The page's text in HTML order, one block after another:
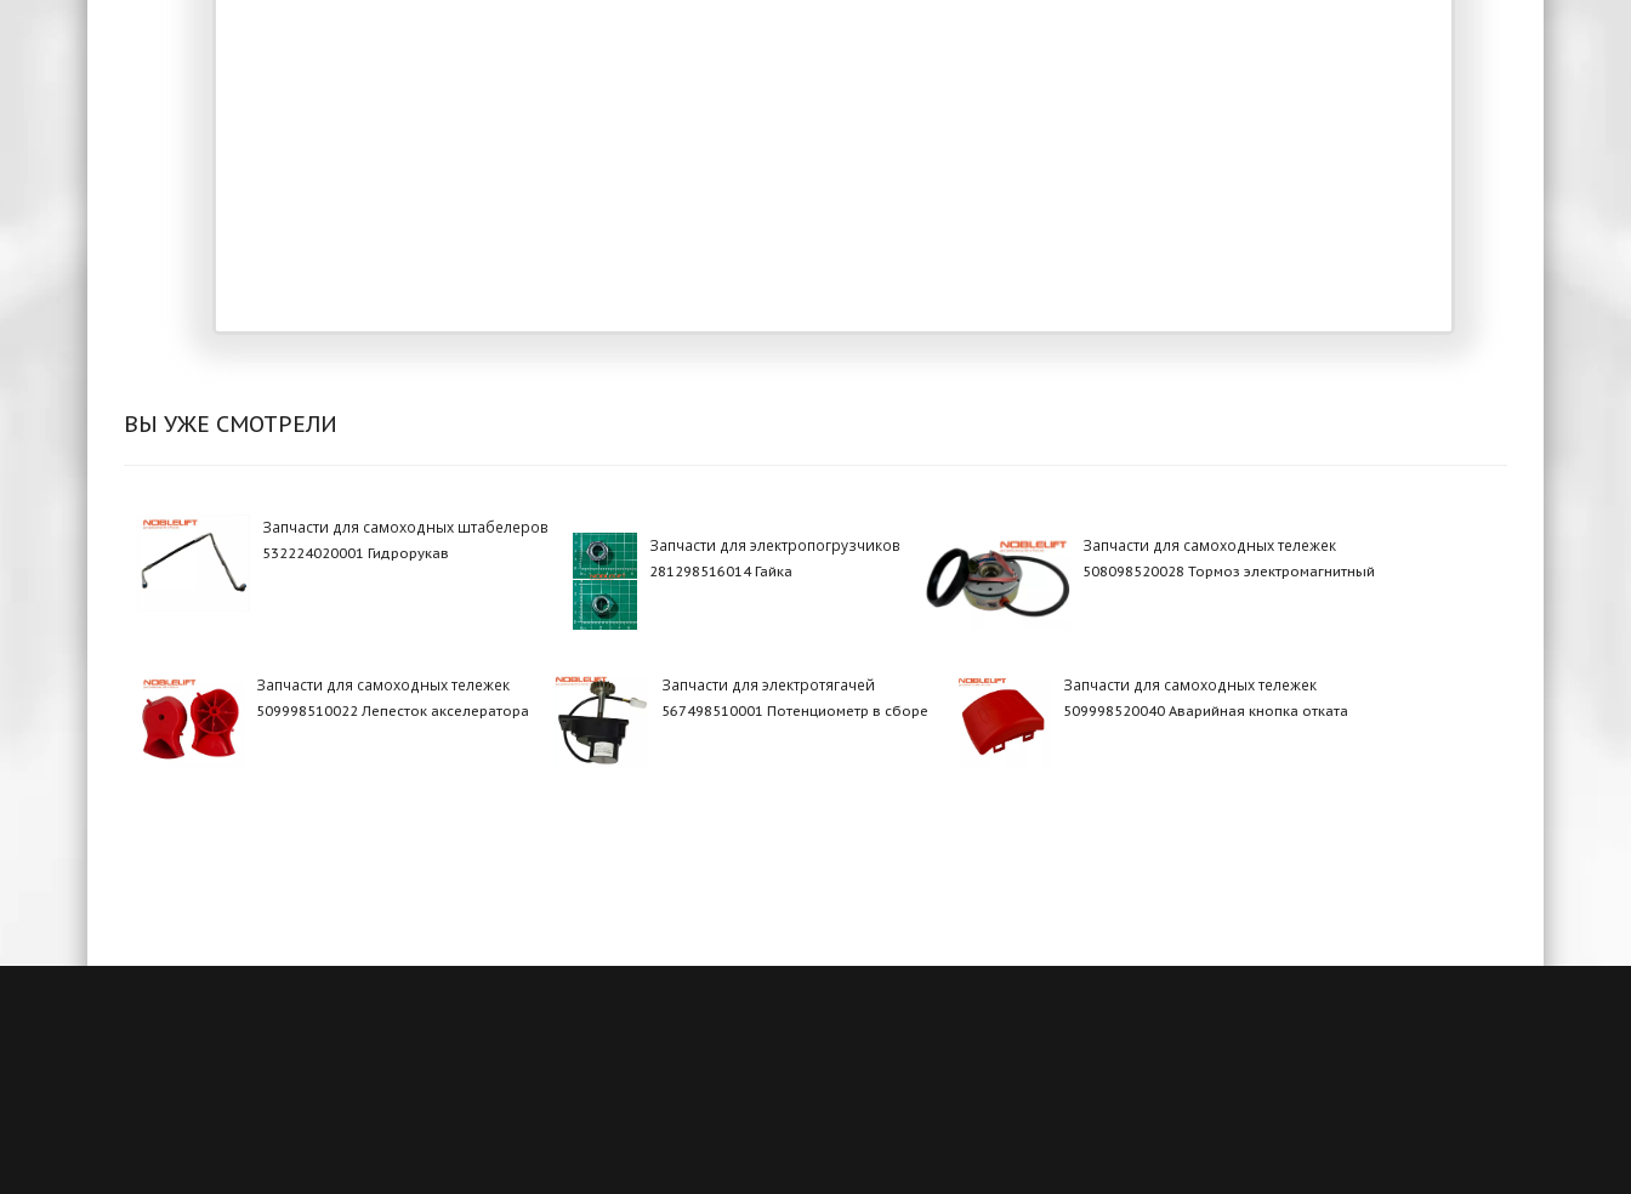
ВЫ УЖЕ СМОТРЕЛИ
Запчасти для самоходных штабелеров
532224020001 Гидрорукав Запчасти для электропогрузчиков
281298516014 Гайка
Запчасти для самоходных тележек
508098520028 Тормоз электромагнитный
Запчасти для самоходных тележек
509998510022 Лепесток акселератора
Запчасти для электротягачей
567498510001 Потенциометр в сборе
Запчасти для самоходных тележек
509998520040 Аварийная кнопка отката